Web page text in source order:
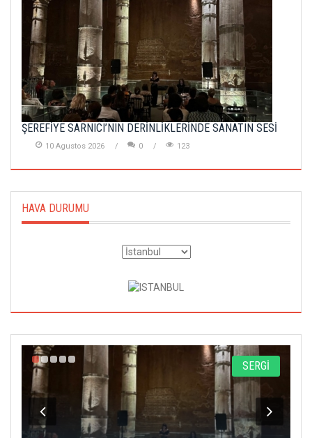
ŞEREFİYE SARNICI’NIN DERİNLİKLERİNDE SANATIN SESİ
10 Agustos 2026 0 123
HAVA DURUMU
SERGİ